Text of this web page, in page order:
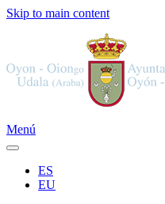
Skip to main content
Menú
ES
EU